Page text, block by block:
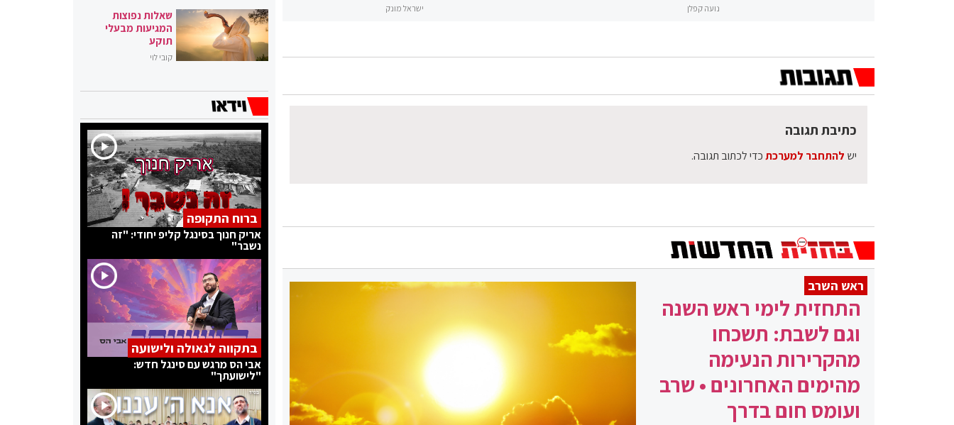
נועה קפלן ישראל מונק
כתיבת תגובה
יש להתחבר למערכתכדי לכתוב תגובה.
ראש השרב
התחזית לימי ראש השנה
וגם לשבת: תשכחו
מהקרירות הנעימה
מהימים האחרונים • שרב
ועומס חום בדרך
שאלות נפוצות
המגיעות מבעלי
תוקע
קובי לוי
ברוח התקופה
אריק חנוך בסינגל קליפ יחודי: "זה
נשבר"
בתקווה לגאולה ולישועה
אבי הס מרגש עם סינגל חדש:
"לישועתך"